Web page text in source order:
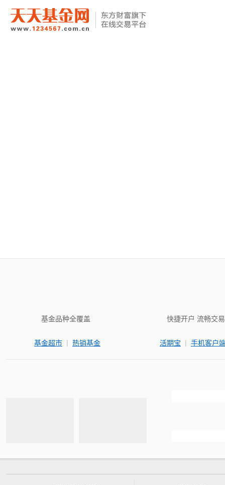
基金品种全覆盖
基金超市 | 热销基金
快捷开户 流畅交易
活期宝 | 手机客户